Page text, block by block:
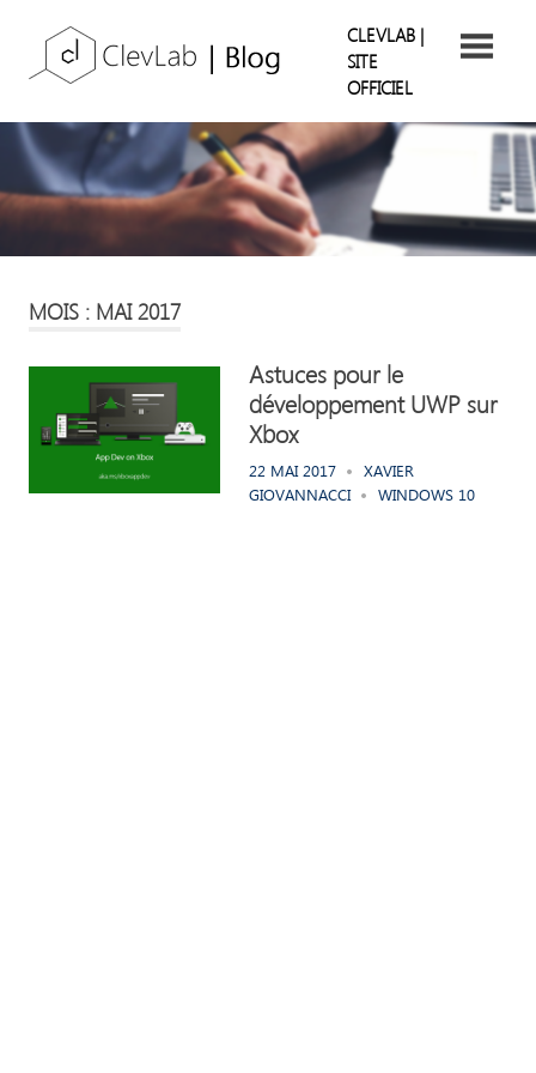
content
ClevLab
Blog
nos
retours
d'expérience
CLEVLAB |
SITE
OFFICIEL
MOIS : MAI 2017
Astuces pour le
développement UWP sur
Xbox
22 MAI 2017
XAVIER
GIOVANNACCI
WINDOWS 10